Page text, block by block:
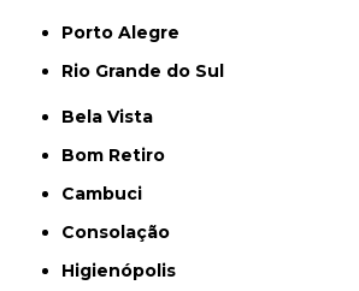
Porto Alegre
Rio Grande do Sul
Bela Vista
Bom Retiro
Cambuci
Consolação
Higienópolis